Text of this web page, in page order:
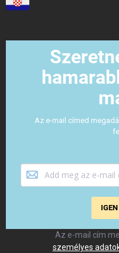
Az e-mail címed
Az e-mail cím
személyes